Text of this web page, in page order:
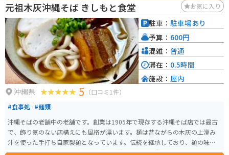
元祖木灰沖縄そば きしもと食堂 お気に入り
沖縄県 5 （口コミ1件）
#食事処 #麺類
沖縄そばの老舗中の老舗です。創業は1905年で現存する沖縄そば店では最古
で、飾り気のない店構えにも風格が漂います。麺は昔ながらの木灰の上澄み
汁を使った手打ち自家製麺となっています。伝統を継承しており、麺の味に
も注目です。カツオ漁が盛んな魚港に隣接しており、本場カツオだしも逸
駐車： 駐車場あり
予算： 600円
混雑： 普通
滞在： 0.5時間
施設： 屋内